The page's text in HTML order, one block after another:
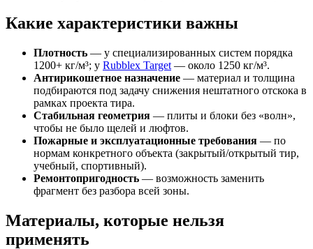
Какие характеристики важны
Плотность — у специализированных систем порядка
1200+ кг/м³; у Rubblex Target — около 1250 кг/м³.
Антирикошетное назначение — материал и толщина
подбираются под задачу снижения нештатного отскока в
рамках проекта тира.
Стабильная геометрия — плиты и блоки без «волн»,
чтобы не было щелей и люфтов.
Пожарные и эксплуатационные требования — по
нормам конкретного объекта (закрытый/открытый тир,
учебный, спортивный).
Ремонтопригодность — возможность заменить
фрагмент без разбора всей зоны.
Материалы, которые нельзя
применять